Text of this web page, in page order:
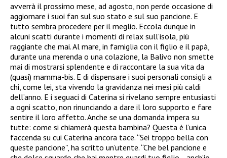
avverrà il prossimo mese, ad agosto, non perde occasione di
aggiornare i suoi fan sul suo stato e sul suo pancione. E
tutto sembra procedere per il meglio. Eccola dunque in
alcuni scatti durante i momenti di relax sull’isola, più
raggiante che mai. Al mare, in famiglia con il figlio e il papà,
durante una merenda o una colazione, la Balivo non smette
mai di mostrarsi splendente e di raccontare la sua vita da
(quasi) mamma-bis. E di dispensare i suoi personali consigli a
chi, come lei, sta vivendo la gravidanza nei mesi più caldi
dell’anno. E i seguaci di Caterina si rivelano sempre entusiasti
a ogni scatto, non rinunciando a dare il loro supporto e fare
sentire il loro affetto. Anche se una domanda impera su
tutte: come si chiamerà questa bambina? Questa è l’unica
faccenda su cui Caterina ancora tace. “Sei troppo bella con
queste pancione”, ha scritto un’utente. “Che bel pancione e